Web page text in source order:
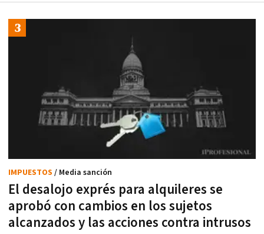
El desalojo exprés para alquileres se
aprobó con cambios en los sujetos
alcanzados y las acciones contra intrusos
IMPUESTOS / Media sanción